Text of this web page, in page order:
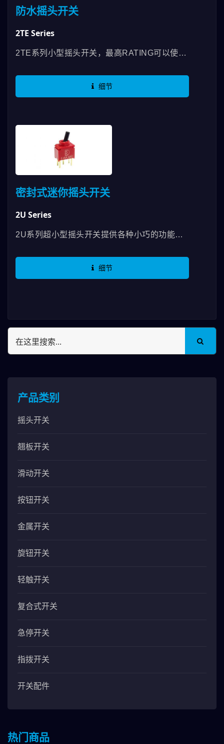
防水摇头开关
2TE Series
2TE系列小型摇头开关，最高RATING可以使用
水达到IP65等级。有三种不同的端子脚选项可
选用。 应用包括电信设备、仪器仪表、网路设
细节
密封式迷你摇头开关
2U Series
2U系列超小型摇头开关提供各种小巧的功能。
PCB脚安装方式，防水密封达到IP67等级，它
是我们使用上最小的摇头开关。 2U系列超小型
细节
产品类别
摇头开关
翘板开关
滑动开关
按钮开关
金属开关
旋钮开关
轻触开关
复合式开关
急停开关
指拨开关
开关配件
热门商品